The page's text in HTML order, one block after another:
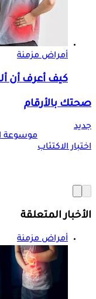
أمراض مزمنة
كيف أعرف أن
صحتك بالأرقام
جديد
اختبار الاكتئاب
موسوعة
الأخبار المتعلقة
أمراض مزمنة